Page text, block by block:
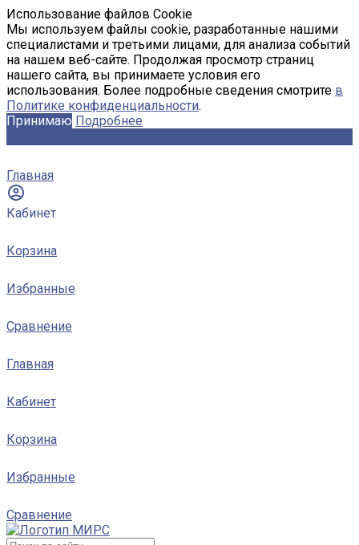
Использование файлов Cookie
Мы используем файлы cookie, разработанные нашими
специалистами и третьими лицами, для анализа событий
на нашем веб-сайте. Продолжая просмотр страниц
нашего сайта, вы принимаете условия его
использования. Более подробные сведения смотрите в
Политике конфиденциальности.
Принимаю Подробнее
Главная
Кабинет
Корзина
Избранные
Сравнение
Главная
Кабинет
Корзина
Избранные
Сравнение